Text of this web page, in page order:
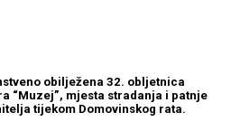
obilježena 32. obljetnica
“Muzej”, mjesta stradanja i patnje
tijekom Domovinskog rata.